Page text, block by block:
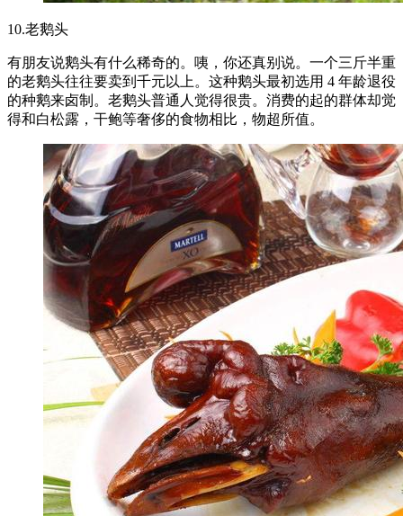
10.老鹅头
有朋友说鹅头有什么稀奇的。咦，你还真别说。一个三斤半重
的老鹅头往往要卖到千元以上。这种鹅头最初选用 4 年龄退役
的种鹅来卤制。老鹅头普通人觉得很贵。消费的起的群体却觉
得和白松露，干鲍等奢侈的食物相比，物超所值。